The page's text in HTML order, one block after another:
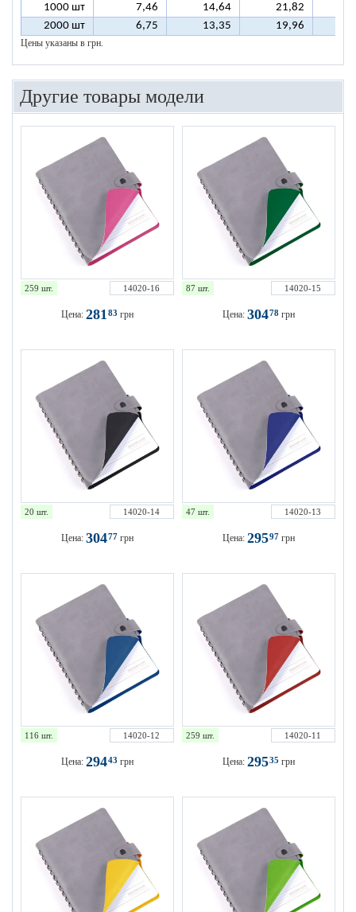
1000 шт 7,46 14,64 21,82
2000 шт
6,75 13,35 19,96
Цены указаны в грн.
Другие товары модели
259 шт. 14020-16
Цена: 28183 грн
87 шт. 14020-15
Цена: 30478 грн
20 шт. 14020-14
Цена: 30477 грн
47 шт. 14020-13
Цена: 29597 грн
116 шт. 14020-12
Цена: 29443 грн
259 шт. 14020-11
Цена: 29535 грн